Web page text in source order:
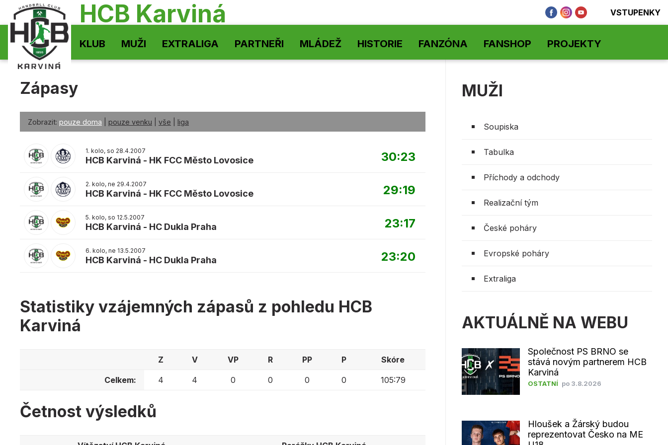
HCB Karviná VSTUPENKY
KLUB MUŽI EXTRALIGA PARTNEŘI MLÁDEŽ HISTORIE FANZÓNA FANSHOP PROJEKTY
Zápasy
Zobrazit: pouze doma pouze venku vše liga
1. kolo, so 28.4.2007
HCB Karviná - HK FCC Město Lovosice 30:23
2. kolo, ne 29.4.2007
HCB Karviná - HK FCC Město Lovosice 29:19
5. kolo, so 12.5.2007
HCB Karviná - HC Dukla Praha 23:17
6. kolo, ne 13.5.2007
HCB Karviná - HC Dukla Praha 23:20
Statistiky vzájemných zápasů z pohledu HCB
Karviná
Z V VP R PP P Skóre
Celkem: 4 4 0 0 0 0 105:79
Četnost výsledků
MUŽI
Soupiska
Tabulka
Příchody a odchody
Realizační tým
České poháry
Evropské poháry
Extraliga
AKTUÁLNĚ NA WEBU
Společnost PS BRNO se
stává novým partnerem HCB
Karviná
OSTATNÍ po 3.8.2026
Hloušek a Žárský budou
reprezentovat Česko na ME